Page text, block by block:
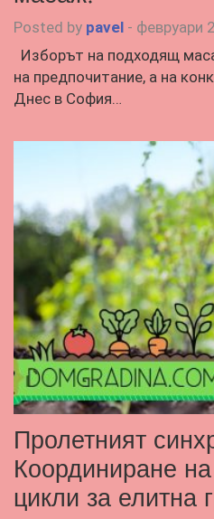
Posted by pavel - февруари
Изборът на подходящ
на предпочитание, а на
Днес в София…
Пролетният
Координиране
цикли за елитна